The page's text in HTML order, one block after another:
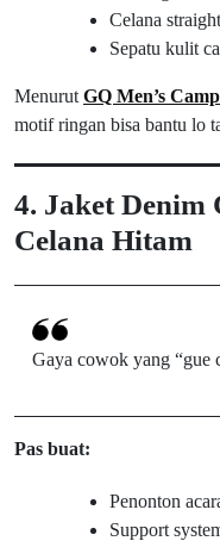
Celana
Sepatu kulit
Menurut GQ Men’s
motif ringan bisa bantu lo
4. Jaket Denim
Celana Hitam
Gaya cowok yang “gue
Pas buat:
Penonton
Support